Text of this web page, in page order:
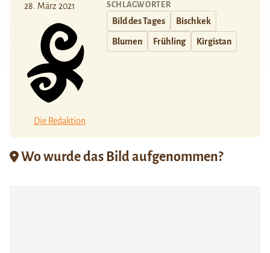
28. März 2021
Die Redaktion
SCHLAGWÖRTER
Bild des Tages Bischkek
Blumen Frühling Kirgistan
Wo wurde das Bild aufgenommen?